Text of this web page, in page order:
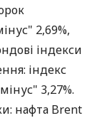
2,69%,
індекси
індекс
3,27%.
нафта Brent